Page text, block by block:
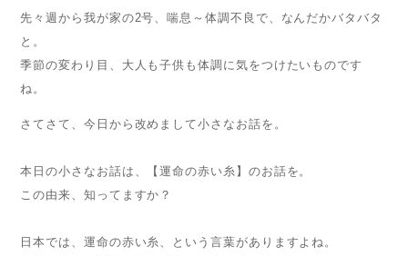
先々週から我が家の2号、喘息～体調不良で、なんだかバタバタ
と。
季節の変わり目、大人も子供も体調に気をつけたいものです
ね。
さてさて、今日から改めまして小さなお話を。
本日の小さなお話は、【運命の赤い糸】のお話を。
この由来、知ってますか？
日本では、運命の赤い糸、という言葉がありますよね。